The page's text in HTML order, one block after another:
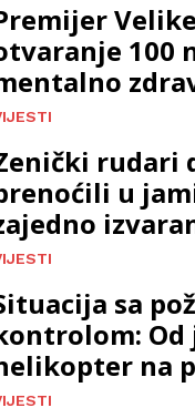
100
rudari
u
sa
na